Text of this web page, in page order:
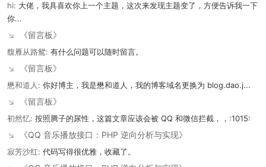
hi: 大佬，我具喜欢你上一个主题，这次来发现主题变了，方便告诉我一下
你...
↘ 《留言板》
馥雁从路鸳: 有什么问题可以随时留言。
↘ 《留言板》
懋和道人: 你好博主，我是懋和道人，我的博客域名更换为 blog.dao.j...
↘ 《留言板》
初然忆: 按照腾子的尿性，这篇文章应该会被 QQ 和微信拦截，，:1015:
↘ 《QQ 音乐播放接口：PHP 逆向分析与实现》
寂芳沙红: 代码写得很优雅，收藏了。